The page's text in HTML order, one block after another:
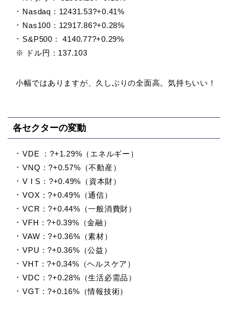
･ Nasdaq：12431.53?+0.41%
･ Nas100：12917.86?+0.28%
･ S&P500： 4140.77?+0.29%
※ ドル円：137.103
小幅ではありますが、久しぶりの全面高。気持ちいい！
各セクターの変動
･ VDE ：?+1.29%（エネルギー）
･ VNQ：?+0.57%（不動産）
･ V I S：?+0.49%（資本財）
･ VOX：?+0.49%（通信）
･ VCR：?+0.44%（一般消費財）
･ VFH：?+0.39%（金融）
･ VAW：?+0.36%（素材）
･ VPU：?+0.36%（公益）
･ VHT：?+0.34%（ヘルスケア）
･ VDC：?+0.28%（生活必需品）
･ VGT：?+0.16%（情報技術）